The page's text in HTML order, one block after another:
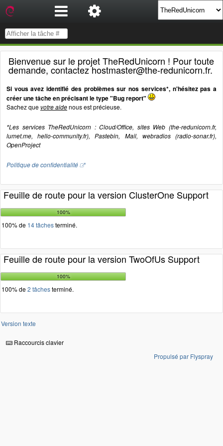
Bienvenue sur le projet TheRedUnicorn ! Pour toute
demande, contactez hostmaster@the-redunicorn.fr.
Si vous avez identifié des problèmes sur nos services*, n'hésitez pas a
créer une tâche en précisant le type "Bug report"
Sachez que votre aidenous est précieuse.
*Les services TheRedUnicorn : Cloud/Office, sites Web (the-redunicorn.fr,
lumet.me, hello-community.fr), Pastebin, Mail, webradios (radio-sonar.fr),
OpenProject
Politique de confidentialité
Feuille de route pour la version ClusterOne Support
100%
100% de 14 tâchesterminé.
Feuille de route pour la version TwoOfUs Support
100%
100% de2 tâchesterminé.
Version texte
Raccourcis clavier
Propulsé par Flyspray